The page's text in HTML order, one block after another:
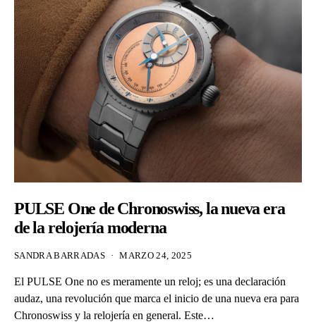
PULSE One de Chronoswiss, la nueva era
de la relojería moderna
SANDRA BARRADAS MARZO 24, 2025
El PULSE One no es meramente un reloj; es una declaración
audaz, una revolución que marca el inicio de una nueva era para
Chronoswiss y la relojería en general. Este…